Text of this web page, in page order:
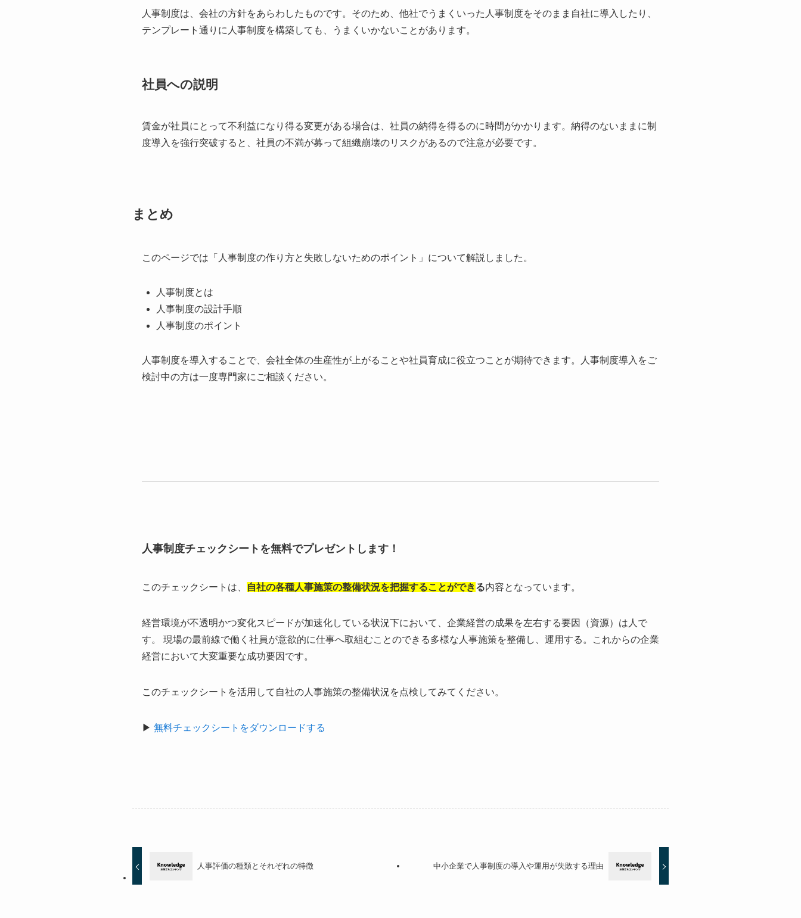
人事制度は、会社の方針をあらわしたものです。そのため、他社でうまくいった人事制度をそのまま自社に導入したり、
テンプレート通りに人事制度を構築しても、うまくいかないことがあります。
社員への説明
賃金が社員にとって不利益になり得る変更がある場合は、社員の納得を得るのに時間がかかります。納得のないままに制
度導入を強行突破すると、社員の不満が募って組織崩壊のリスクがあるので注意が必要です。
まとめ
このページでは「人事制度の作り方と失敗しないためのポイント」について解説しました。
人事制度とは
人事制度の設計手順
人事制度のポイント
人事制度を導入することで、会社全体の生産性が上がることや社員育成に役立つことが期待できます。人事制度導入をご
検討中の方は一度専門家にご相談ください。
人事制度チェックシートを無料でプレゼントします！
このチェックシートは、 自社の各種人事施策の整備状況を把握することができる内容となっています。
経営環境が不透明かつ変化スピードが加速化している状況下において、企業経営の成果を左右する要因（資源）は人で
す。 現場の最前線で働く社員が意欲的に仕事へ取組むことのできる多様な人事施策を整備し、運用する。これからの企業
経営において大変重要な成功要因です。
このチェックシートを活用して自社の人事施策の整備状況を点検してみてください。
▶︎ 無料チェックシートをダウンロードする
人事評価の種類とそれぞれの特徴 中小企業で人事制度の導入や運用が失敗する理由